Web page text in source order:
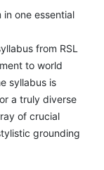
one essential
from RSL
to world
syllabus is
a truly diverse
of crucial
grounding